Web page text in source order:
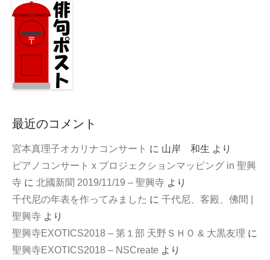
最近のコメント
宮本真理子オカリナコンサート に 山岸 和生 より
ピアノコンサート x プロジェクションマッピング in 聖興
寺 に 北國新聞 2019/11/19 – 聖興寺 より
千代尼の年表を作ってみました に 千代尼、客殿、佛間 |
聖興寺 より
聖興寺EXOTICS2018 – 第１部 天野ＳＨＯ & 大黒友理 に
聖興寺EXOTICS2018 – NSCreate より